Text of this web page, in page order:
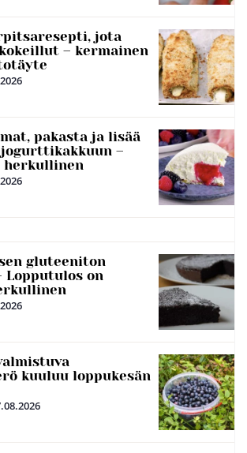
jota
– kermainen
pakasta ja lisää
–
herkullinen
gluteeniton
Lopputulos on
kuuluu loppukesän